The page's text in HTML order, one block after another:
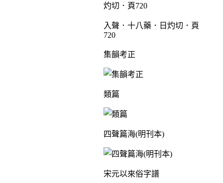
入聲．十八藥．日灼切．頁
720
集韻考正
類篇
四聲篇海(明刊本)
宋元以來俗字譜